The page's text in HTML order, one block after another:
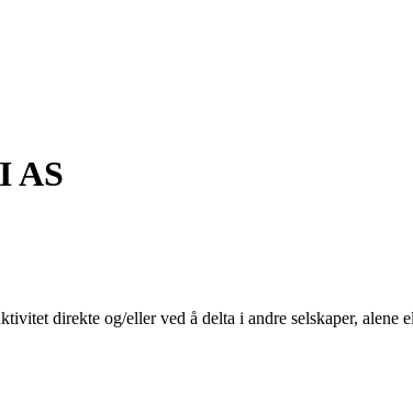
AS
direkte og/eller ved å delta i andre selskaper,